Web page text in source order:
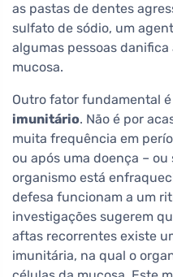
as pastas de dentes
sulfato de sódio, um
algumas pessoas
mucosa.
Outro fator fundamental é
imunitário. Não é por
muita frequência em
ou após uma doença –
organismo está
defesa funcionam a um
investigações sugerem
aftas recorrentes existe
imunitária, na qual o